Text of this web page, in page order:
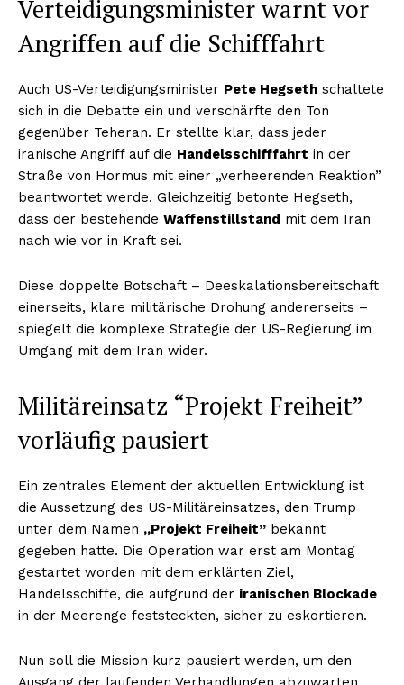
Verteidigungsminister warnt vor
Angriffen auf die Schifffahrt
Auch US-Verteidigungsminister Pete Hegseth schaltete
sich in die Debatte ein und verschärfte den Ton
gegenüber Teheran. Er stellte klar, dass jeder
iranische Angriff auf die Handelsschifffahrt in der
Straße von Hormus mit einer „verheerenden Reaktion”
beantwortet werde. Gleichzeitig betonte Hegseth,
dass der bestehende Waffenstillstand mit dem Iran
nach wie vor in Kraft sei.
Diese doppelte Botschaft – Deeskalationsbereitschaft
einerseits, klare militärische Drohung andererseits –
spiegelt die komplexe Strategie der US-Regierung im
Umgang mit dem Iran wider.
Militäreinsatz “Projekt Freiheit”
vorläufig pausiert
Ein zentrales Element der aktuellen Entwicklung ist
die Aussetzung des US-Militäreinsatzes, den Trump
unter dem Namen „Projekt Freiheit” bekannt
gegeben hatte. Die Operation war erst am Montag
gestartet worden mit dem erklärten Ziel,
Handelsschiffe, die aufgrund der iranischen Blockade
in der Meerenge feststeckten, sicher zu eskortieren.
Nun soll die Mission kurz pausiert werden, um den